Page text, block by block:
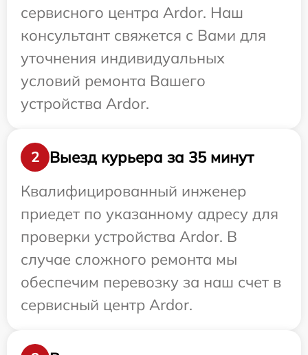
сервисного центра Ardor. Наш
консультант свяжется с Вами для
уточнения индивидуальных
условий ремонта Вашего
устройства Ardor.
2
Выезд курьера за 35 минут
Квалифицированный инженер
приедет по указанному адресу для
проверки устройства Ardor. В
случае сложного ремонта мы
обеспечим перевозку за наш счет в
сервисный центр Ardor.